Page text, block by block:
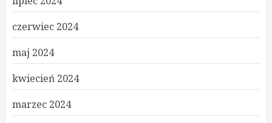
czerwiec 2024
maj 2024
kwiecień 2024
marzec 2024